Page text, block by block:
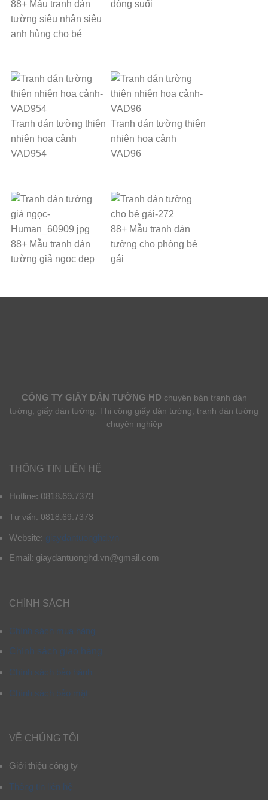
88+ Mẫu tranh dán
tường siêu nhân siêu
anh hùng cho bé
dòng suối
Tranh dán tường thiên
nhiên hoa cảnh
VAD954
Tranh dán tường thiên
nhiên hoa cảnh
VAD96
88+ Mẫu tranh dán
tường giả ngọc đẹp
88+ Mẫu tranh dán
tường cho phòng bé
gái
CÔNG TY GIẤY DÁN TƯỜNG HD chuyên bán tranh dán
tường, giấy dán tường. Thi công giấy dán tường, tranh dán tường
chuyên nghiệp
THÔNG TIN LIÊN HỆ
Hotline: 0818.69.7373
Tư vấn: 0818.69.7373
Website: giaydantuonghd.vn
Email: giaydantuonghd.vn@gmail.com
CHÍNH SÁCH
Chính sách mua hàng
Chính sách giao hàng
Chính sách bảo hành
Chính sách bảo mật
VỀ CHÚNG TÔI
Giới thiệu công ty
Thông tin liên hệ